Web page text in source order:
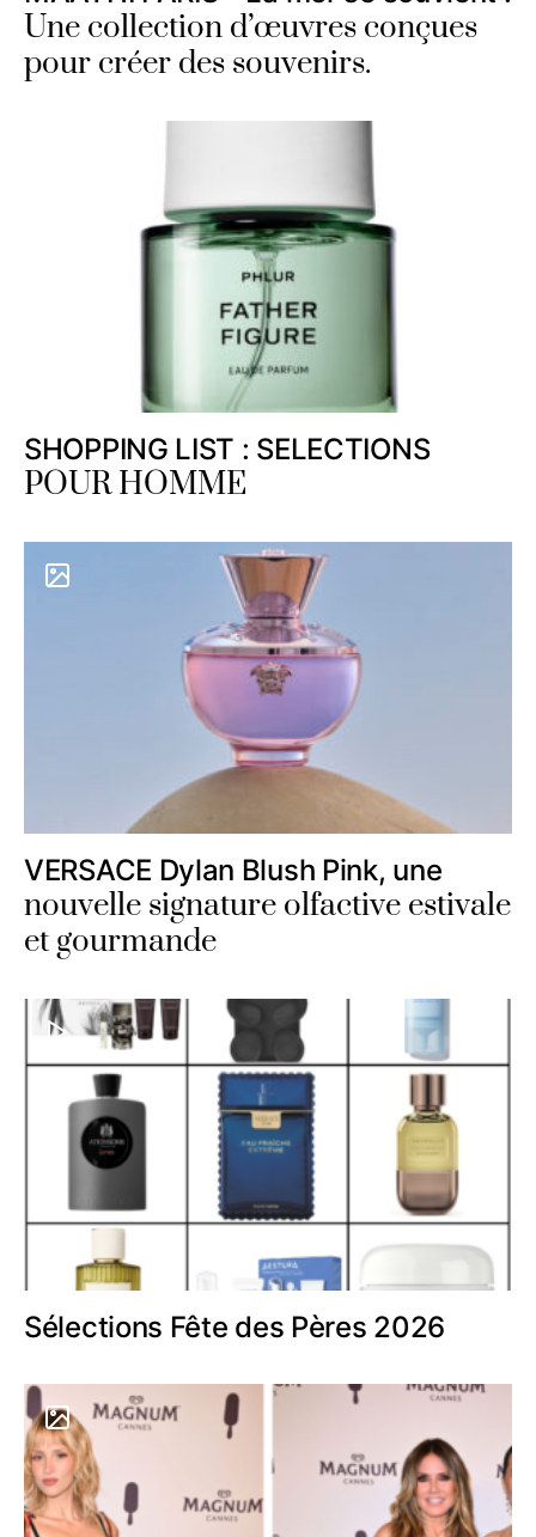
Une collection d’œuvres conçues
pour créer des souvenirs.
SHOPPING LIST : SELECTIONS
POUR HOMME
VERSACE Dylan Blush Pink, une
nouvelle signature olfactive estivale
et gourmande
Sélections Fête des Pères 2026